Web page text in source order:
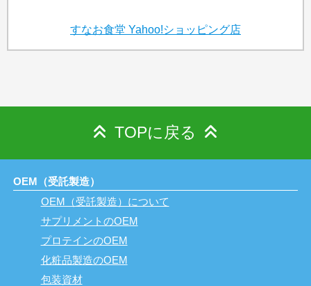
すなお食堂 Yahoo!ショッピング店
TOPに戻る
OEM（受託製造）
OEM（受託製造）について
サプリメントのOEM
プロテインのOEM
化粧品製造のOEM
包装資材